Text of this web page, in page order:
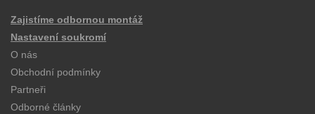
Zajistíme odbornou montáž
Nastavení soukromí
O nás
Obchodní podmínky
Partneři
Odborné články